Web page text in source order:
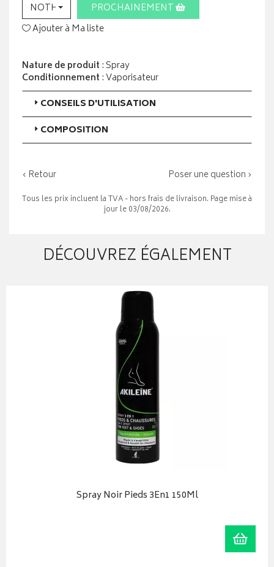
NOTHING SELECTEDPROCHAINEMENT
Ajouter à Ma liste
Nature de produit : Spray
Conditionnement : Vaporisateur
CONSEILS D'UTILISATION
COMPOSITION
‹ Retour Poser une question ›
Tous les prix incluent la TVA - hors frais de livraison. Page mise à
jour le 03/08/2026.
DÉCOUVREZ ÉGALEMENT
Spray Noir Pieds 3En1 150Ml